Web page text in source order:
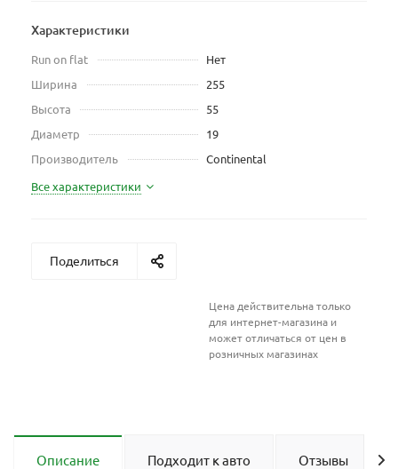
Характеристики
Run on flat
Нет
Ширина
255
Высота
55
Диаметр
19
Производитель
Continental
Все характеристики
Поделиться
Цена действительна только
для интернет-магазина и
может отличаться от цен в
розничных магазинах
Описание Подходит к авто Отзывы